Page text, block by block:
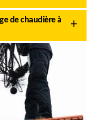
de chaudière à